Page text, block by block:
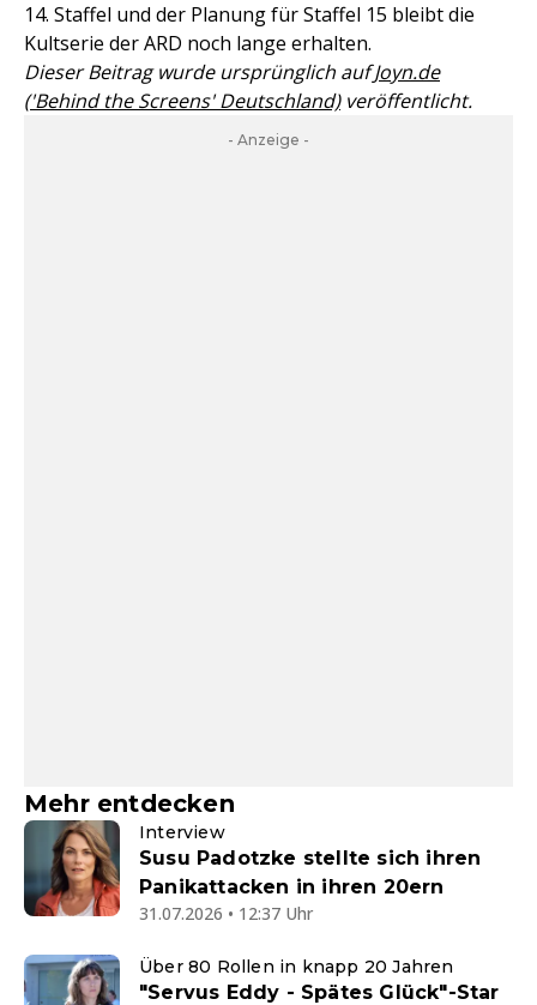
14. Staffel und der Planung für Staffel 15 bleibt die
Kultserie der ARD noch lange erhalten.
Dieser Beitrag wurde ursprünglich aufJoyn.de
('Behind the Screens' Deutschland)veröffentlicht.
- Anzeige -
Mehr entdecken
Interview
Susu Padotzke stellte sich ihren
Panikattacken in ihren 20ern
31.07.2026 • 12:37 Uhr
Über 80 Rollen in knapp 20 Jahren
"Servus Eddy - Spätes Glück"-Star